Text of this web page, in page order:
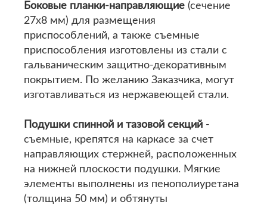
Боковые планки-направляющие (сечение
27х8 мм) для размещения
приспособлений, а также съемные
приспособления изготовлены из стали с
гальваническим защитно-декоративным
покрытием. По желанию Заказчика, могут
изготавливаться из нержавеющей стали.
Подушки спинной и тазовой секций -
съемные, крепятся на каркасе за счет
направляющих стержней, расположенных
на нижней плоскости подушки. Мягкие
элементы выполнены из пенополиуретана
(толщина 50 мм) и обтянуты